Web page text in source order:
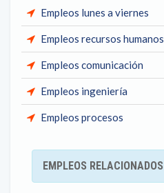
Empleos lunes a viernes
Empleos recursos humanos
Empleos comunicación
Empleos ingeniería
Empleos procesos
EMPLEOS RELACIONADOS